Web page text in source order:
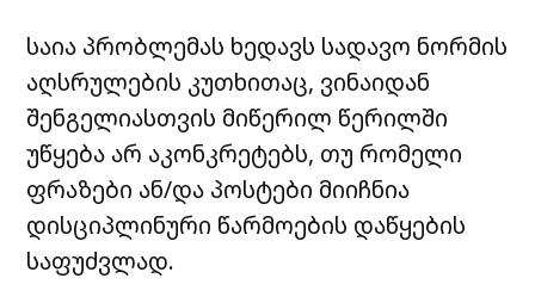
საია პრობლემას ხედავს სადავო ნორმის
აღსრულების კუთხითაც, ვინაიდან
შენგელიასთვის მიწერილ წერილში
უწყება არ აკონკრეტებს, თუ რომელი
ფრაზები ან/და პოსტები მიიჩნია
დისციპლინური წარმოების დაწყების
საფუძვლად.